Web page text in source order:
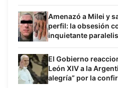
Amenazó a Milei y
perfil: la obsesión
inquietante
El Gobierno
León XIV a la
alegría” por la